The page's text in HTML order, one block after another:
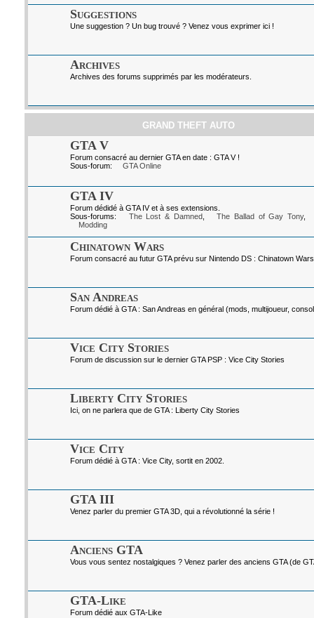
Suggestions
Une suggestion ? Un bug trouvé ? Venez vous exprimer ici !
Archives
Archives des forums supprimés par les modérateurs.
GRAND THEFT AUTO
GTA V
Forum consacré au dernier GTA en date : GTA V !
Sous-forum:
GTA Online
GTA IV
Forum dédidé à GTA IV et à ses extensions.
Sous-forums:
The Lost & Damned, The Ballad of Gay Tony,
Modding
Chinatown Wars
Forum consacré au futur GTA prévu sur Nintendo DS : Chinatown Wars
San Andreas
Forum dédié à GTA : San Andreas en général (mods, multijoueur,
Vice City Stories
Forum de discussion sur le dernier GTA PSP : Vice City Stories
Liberty City Stories
Ici, on ne parlera que de GTA : Liberty City Stories
Vice City
Forum dédié à GTA : Vice City, sortit en 2002.
GTA III
Venez parler du premier GTA 3D, qui a révolutionné la série !
Anciens GTA
Vous vous sentez nostalgiques ? Venez parler des anciens GTA (de
GTA-Like
Forum dédié aux GTA-Like